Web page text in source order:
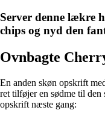
Server denne lækre
chips og nyd den
Ovnbagte
En anden skøn opskrift
ret tilføjer en sødme til den
opskrift næste gang: